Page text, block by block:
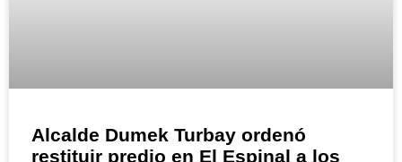
Alcalde Dumek Turbay ordenó
restituir predio en El Espinal a los